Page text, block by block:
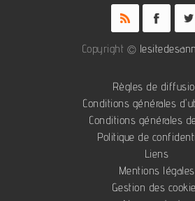
Copyright ©
Règles de
Conditions générales
Conditions générales
Politique de
Liens
Mentions légales
Gestion des